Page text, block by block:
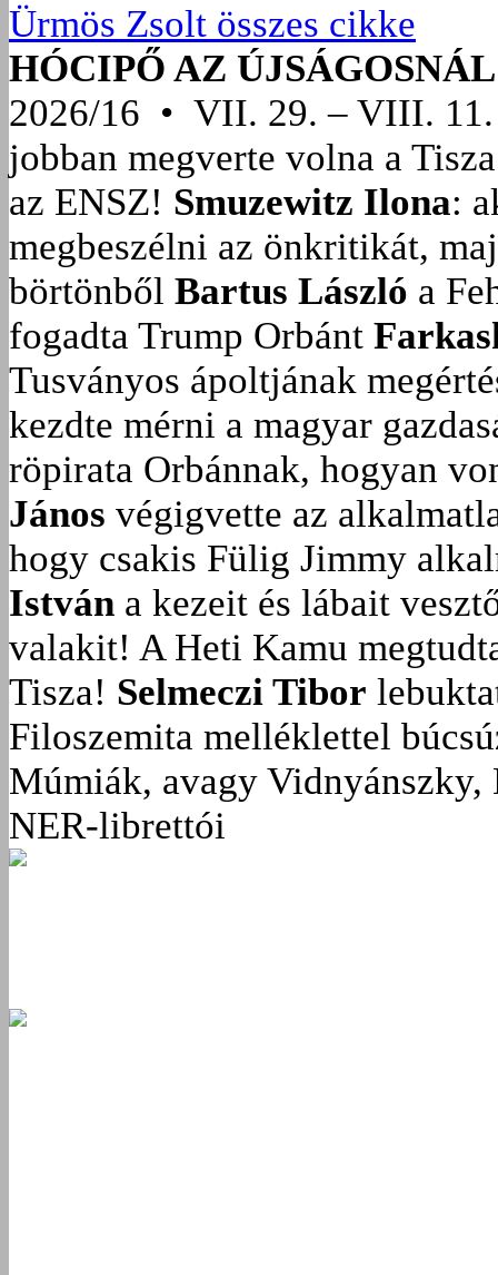
Ürmös Zsolt összes cikke
HÓCIPŐ AZ ÚJSÁGOSNÁL
2026/16 • VII. 29. – VIII. 11.
jobban megverte volna a
az ENSZ! Smuzewitz Ilona:
megbeszélni az önkritikát,
börtönből Bartus László a
fogadta Trump Orbánt
Tusványos ápoltjának
kezdte mérni a magyar
röpirata Orbánnak, hogyan
János végigvette az
hogy csakis Fülig Jimmy
István a kezeit és lábait
valakit! A Heti Kamu
Tisza! Selmeczi Tibor
Filoszemita melléklettel
Múmiák, avagy Vidnyánszky,
NER-librettói